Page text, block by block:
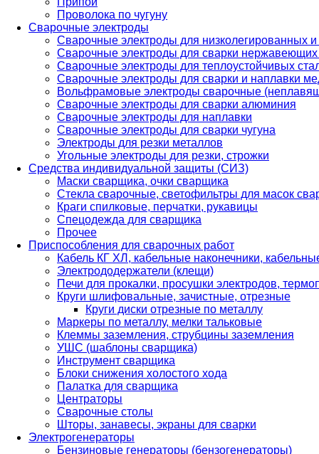
Проволока по чугуну
Сварочные электроды
Сварочные электроды для низколегированных и
Сварочные электроды для сварки
Сварочные электроды для теплоустойчивых
Сварочные электроды для сварки и наплавки
Вольфрамовые электроды сварочные
Сварочные электроды для сварки алюминия
Сварочные электроды для наплавки
Сварочные электроды для сварки чугуна
Электроды для резки металлов
Угольные электроды для резки, строжки
Средства индивидуальной защиты (СИЗ)
Маски сварщика, очки сварщика
Стекла сварочные, светофильтры для масок
Краги спилковые, перчатки, рукавицы
Спецодежда для сварщика
Прочее
Приспособления для сварочных работ
Кабель КГ ХЛ, кабельные наконечники,
Электрододержатели (клещи)
Печи для прокалки, просушки электродов,
Круги шлифовальные, зачистные, отрезные
Круги диски отрезные по металлу
Маркеры по металлу, мелки тальковые
Клеммы заземления, струбцины заземления
УШС (шаблоны сварщика)
Инструмент сварщика
Блоки снижения холостого хода
Палатка для сварщика
Центраторы
Сварочные столы
Шторы, занавесы, экраны для сварки
Электрогенераторы
Бензиновые генераторы (бензогенераторы)